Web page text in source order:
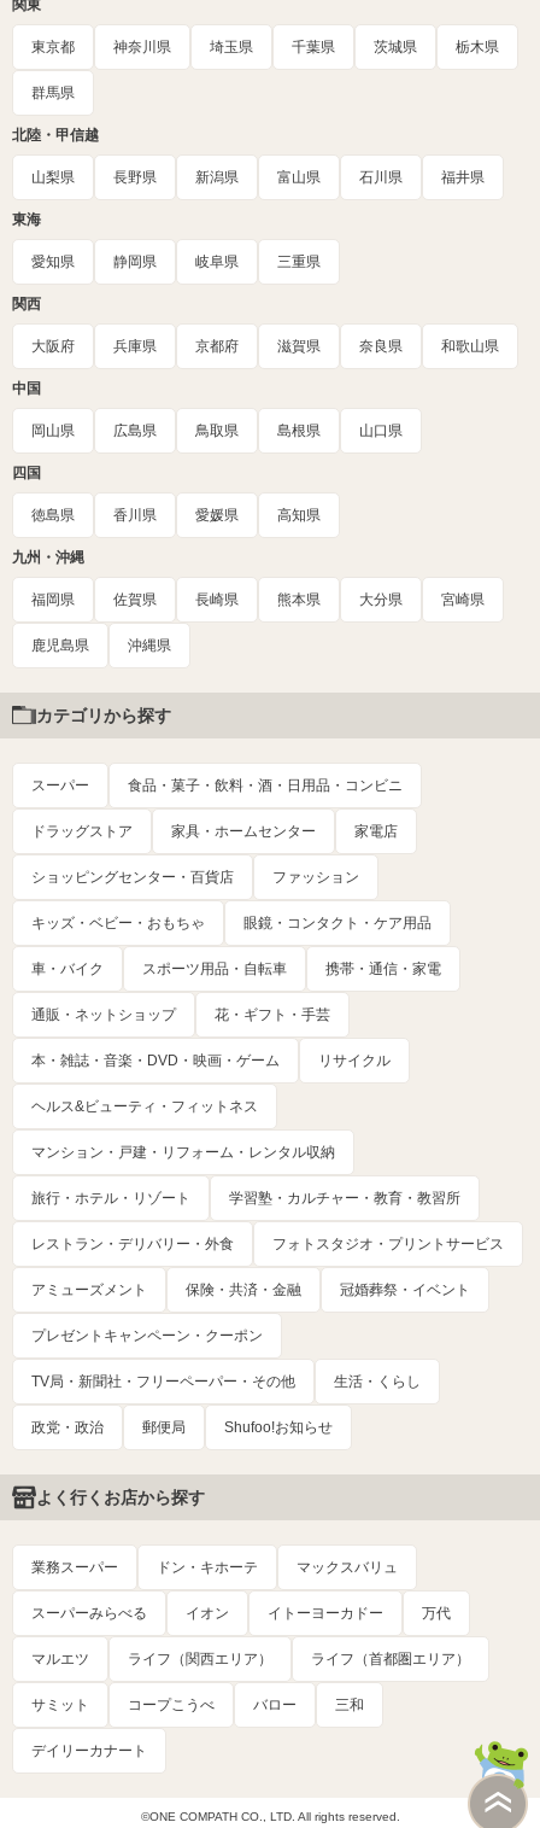
関東
東京都 神奈川県 埼玉県 千葉県 茨城県 栃木県
群馬県
北陸・甲信越
山梨県 長野県 新潟県 富山県 石川県 福井県
東海
愛知県 静岡県 岐阜県 三重県
関西
大阪府 兵庫県 京都府 滋賀県 奈良県 和歌山県
中国
岡山県 広島県 鳥取県 島根県 山口県
四国
徳島県 香川県 愛媛県 高知県
九州・沖縄
福岡県 佐賀県 長崎県 熊本県 大分県 宮崎県
鹿児島県 沖縄県
カテゴリから探す
スーパー 食品・菓子・飲料・酒・日用品・コンビニ
ドラッグストア 家具・ホームセンター 家電店
ショッピングセンター・百貨店 ファッション
キッズ・ベビー・おもちゃ 眼鏡・コンタクト・ケア用品
車・バイク スポーツ用品・自転車 携帯・通信・家電
通販・ネットショップ 花・ギフト・手芸
本・雑誌・音楽・DVD・映画・ゲーム リサイクル
ヘルス&ビューティ・フィットネス
マンション・戸建・リフォーム・レンタル収納
旅行・ホテル・リゾート 学習塾・カルチャー・教育・教習所
レストラン・デリバリー・外食 フォトスタジオ・プリントサービス
アミューズメント 保険・共済・金融 冠婚葬祭・イベント
プレゼントキャンペーン・クーポン
TV局・新聞社・フリーペーパー・その他 生活・くらし
政党・政治 郵便局 Shufoo!お知らせ
よく行くお店から探す
業務スーパー ドン・キホーテ マックスバリュ
スーパーみらべる イオン イトーヨーカドー 万代
マルエツ ライフ（関西エリア） ライフ（首都圏エリア）
サミット コープこうべ バロー 三和
デイリーカナート
©ONE COMPATH CO., LTD. All rights reserved.